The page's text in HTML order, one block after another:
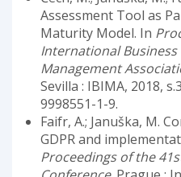
Assessment Tool as
Maturity Model. In
International
Management
Sevilla : IBIMA, 2018,
9998551-1-9.
Faifr, A.; Januška, M.
GDPR and
Proceedings of the